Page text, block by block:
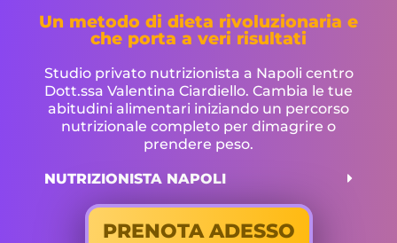
Un metodo di dieta rivoluzionaria e
che porta a veri risultati
Studio privato nutrizionista a Napoli centro
Dott.ssa Valentina Ciardiello. Cambia le tue
abitudini alimentari iniziando un percorso
nutrizionale completo per dimagrire o
prendere peso.
NUTRIZIONISTA NAPOLI
PRENOTA ADESSO